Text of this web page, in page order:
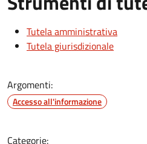
Tutela amministrativa
Tutela giurisdizionale
Argomenti:
Accesso all'informazione
Categorie: